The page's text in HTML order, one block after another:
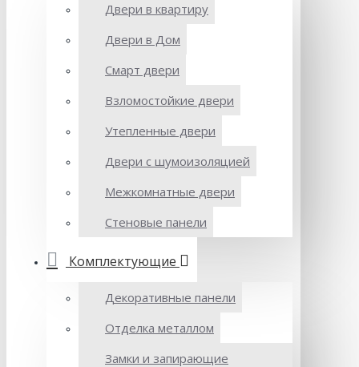
Двери в квартиру
Двери в Дом
Смарт двери
Взломостойкие двери
Утепленные двери
Двери с шумоизоляцией
Межкомнатные двери
Стеновые панели
Комплектующие
Декоративные панели
Отделка металлом
Замки и запирающие